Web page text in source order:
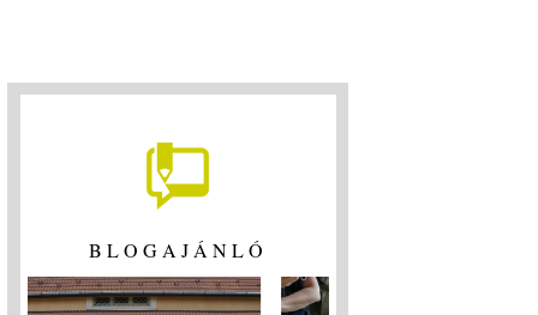
BLOGAJÁNLÓ